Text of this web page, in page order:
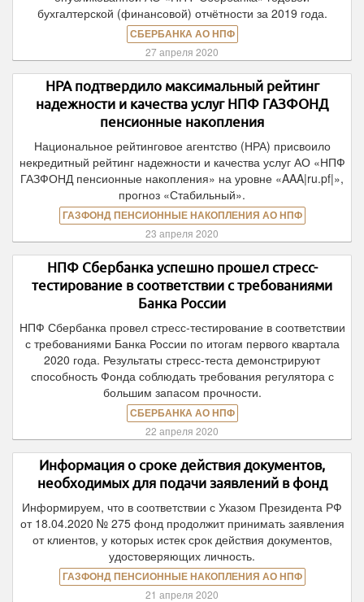
бухгалтерской (финансовой) отчётности за 2019 года.
СБЕРБАНКА АО НПФ
27 апреля 2020
НРА подтвердило максимальный рейтинг
надежности и качества услуг НПФ ГАЗФОНД
пенсионные накопления
Национальное рейтинговое агентство (НРА) присвоило
некредитный рейтинг надежности и качества услуг АО «НПФ
ГАЗФОНД пенсионные накопления» на уровне «AAA|ru.pf|»,
прогноз «Стабильный».
ГАЗФОНД ПЕНСИОННЫЕ НАКОПЛЕНИЯ АО НПФ
23 апреля 2020
НПФ Сбербанка успешно прошел стресс-
тестирование в соответствии с требованиями
Банка России
НПФ Сбербанка провел стресс-тестирование в соответствии
с требованиями Банка России по итогам первого квартала
2020 года. Результаты стресс-теста демонстрируют
способность Фонда соблюдать требования регулятора с
большим запасом прочности.
СБЕРБАНКА АО НПФ
22 апреля 2020
Информация о сроке действия документов,
необходимых для подачи заявлений в фонд
Информируем, что в соответствии с Указом Президента РФ
от 18.04.2020 № 275 фонд продолжит принимать заявления
от клиентов, у которых истек срок действия документов,
удостоверяющих личность.
ГАЗФОНД ПЕНСИОННЫЕ НАКОПЛЕНИЯ АО НПФ
21 апреля 2020